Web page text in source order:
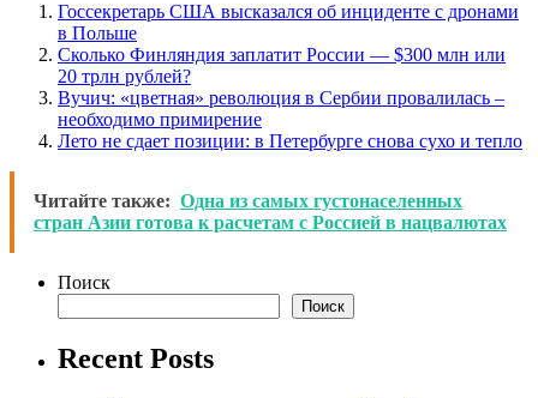
Госсекретарь США высказался об инциденте с дронами
в Польше
Сколько Финляндия заплатит России — $300 млн или
20 трлн рублей?
Вучич: «цветная» революция в Сербии провалилась –
необходимо примирение
Лето не сдает позиции: в Петербурге снова сухо и тепло
Читайте также: Одна из самых густонаселенных
стран Азии готова к расчетам с Россией в нацвалютах
Поиск
Поиск
Recent Posts